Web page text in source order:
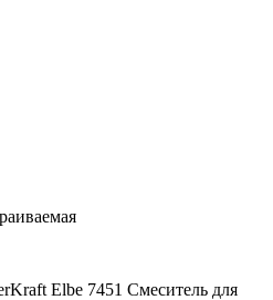
Elbe 7451 Смеситель для